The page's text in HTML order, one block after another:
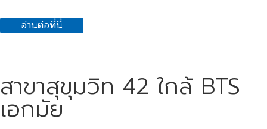
อ่านต่อที่นี่
สาขาสุขุมวิท 42 ใกล้ BTS
เอกมัย